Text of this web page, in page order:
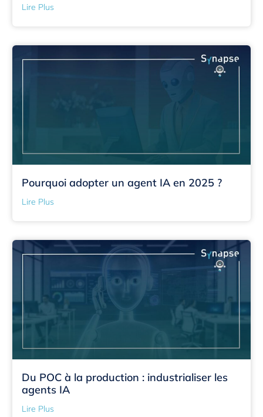
Lire Plus
Pourquoi adopter un agent IA en 2025 ?
Lire Plus
Du POC à la production : industrialiser les
agents IA
Lire Plus